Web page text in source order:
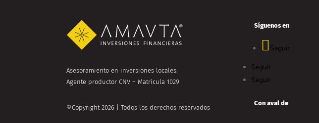
Asesoramiento en inversiones locales.
Agente productor CNV – Matrícula 1029
©Copyright 2026 | Todos los derechos reservados
Síguenos en
Seguir
Seguir
Seguir
Con aval de